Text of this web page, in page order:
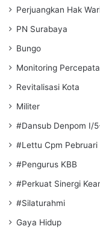
Perjuangkan Hak
PN Surabaya
Bungo
Monitoring
Revitalisasi Kota
Militer
#Dansub Denpom I/
#Lettu Cpm Pebruari
#Pengurus KBB
#Perkuat Sinergi
#Silaturahmi
Gaya Hidup